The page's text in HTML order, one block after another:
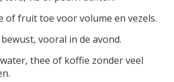
of fruit toe voor volume en vezels.
vooral in de avond.
thee of koffie zonder veel